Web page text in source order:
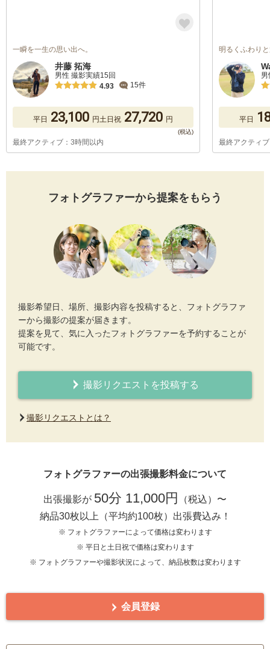
一瞬を一生の思い出へ。
井藤 拓海
男性 撮影実績15回
4.93
15件
平日 23,100 円土日祝 27,720 円
最終アクティブ：3時間以内
明るくふわり
平日
最終アクティ
フォトグラファーから提案をもらう
撮影希望日、場所、撮影内容を投稿すると、フォトグラファ
ーから撮影の提案が届きます。
提案を見て、気に入ったフォトグラファーを予約することが
可能です。
撮影リクエストを投稿する
撮影リクエストとは？
フォトグラファーの出張撮影料金について
出張撮影が 50分 11,000円
（税込）〜
納品30枚以上（平均約100枚）出張費込み！
※ フォトグラファーによって価格は変わります
※ 平日と土日祝で価格は変わります
※ フォトグラファーや撮影状況によって、納品枚数は変わります
会員登録